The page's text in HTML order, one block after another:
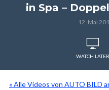
in Spa –
12. Mai
WATCH LATER
« Alle Videos von AUTO BILD